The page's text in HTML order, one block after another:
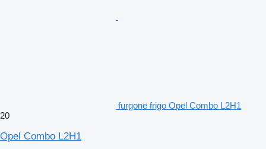
furgone frigo Opel Combo L2H1
20
Opel Combo L2H1